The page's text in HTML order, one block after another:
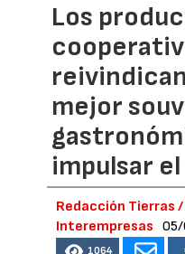
Los
mejor
impulsar
Redacción Tierras /
Interempresas
1064